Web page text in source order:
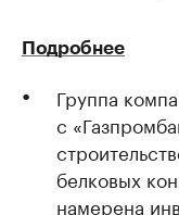
Подробнее
Группа
с
белковых
намерена